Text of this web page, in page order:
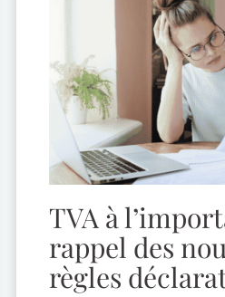
TVA à
rappel des
règles